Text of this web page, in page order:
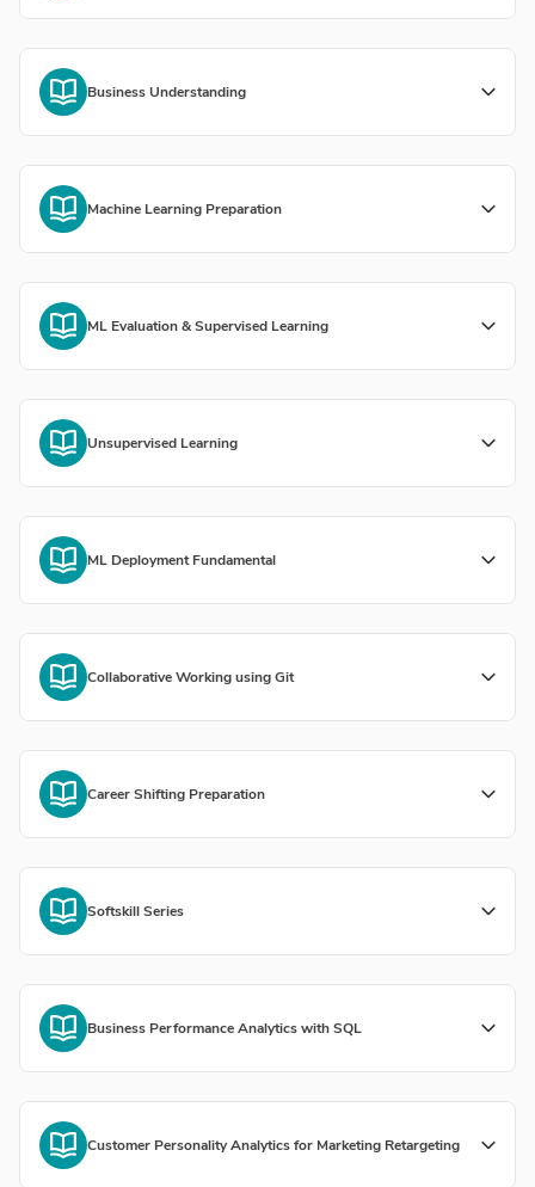
Business Understanding
Machine Learning Preparation
ML Evaluation & Supervised Learning
Unsupervised Learning
ML Deployment Fundamental
Collaborative Working using Git
Career Shifting Preparation
Softskill Series
Business Performance Analytics with SQL
Customer Personality Analytics for Marketing Retargeting